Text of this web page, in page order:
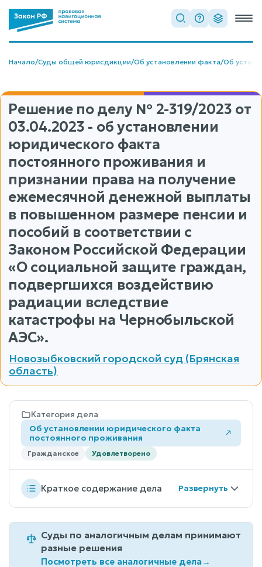
Начало/Суды общей юрисдикции/Об установлении факта/Об
Решение по делу № 2-319/2023 от
03.04.2023 - об установлении
юридического факта
постоянного проживания и
признании права на получение
ежемесячной денежной выплаты
в повышенном размере пенсии и
пособий в соответствии с
Законом Российской Федерации
«О социальной защите граждан,
подвергшихся воздействию
радиации вследствие
катастрофы на Чернобыльской
АЭС».
Новозыбковский городской суд (Брянская
область)
Категория дела
Об установлении юридического факта
постоянного проживания
Гражданское Удовлетворено
Краткое содержание дела
Суды по аналогичным делам принимают
разные решения
Посмотреть все аналогичные дела→